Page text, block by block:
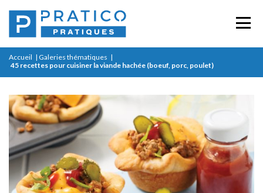
Accueil | Galeries thématiques |
45 recettes pour cuisiner la viande hachée (boeuf, porc, poulet)